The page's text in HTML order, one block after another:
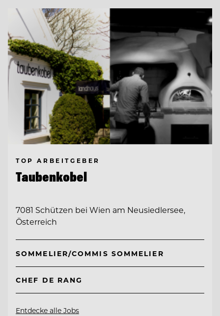
TOP ARBEITGEBER
Taubenkobel
7081 Schützen bei Wien am Neusiedlersee,
Österreich
SOMMELIER/COMMIS SOMMELIER
CHEF DE RANG
Entdecke alle Jobs